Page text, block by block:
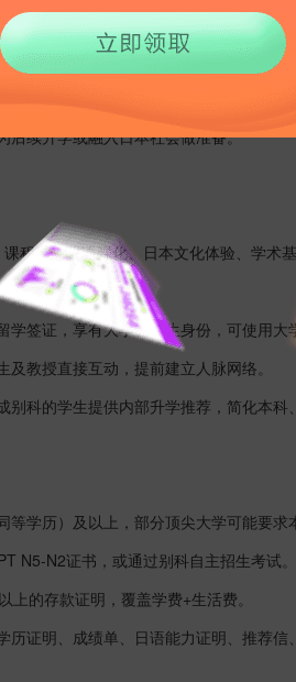
生设置的预备教育课程，属于大学直属
后续升学或融入日本社会做准备。
课程涵盖日语强化、日本文化体验、学术
程。
学签证，享有大学在读生身份，可使用
教授直接互动，提前建立人脉网络。
别科的学生提供内部升学推荐，简化本科
等学历）及以上，部分顶尖大学可能要求
N5-N2证书，或通过别科自主招生考试
上的存款证明，覆盖学费+生活费。
历证明、成绩单、日语能力证明、推荐